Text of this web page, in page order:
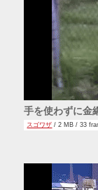
手を使わずに金
スゴワザ / 2 MB / 33